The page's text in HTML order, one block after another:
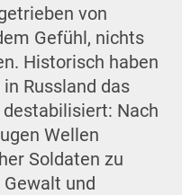
von
Gefühl, nichts
Historisch haben
Russland das
Nach
Wellen
Soldaten zu
und